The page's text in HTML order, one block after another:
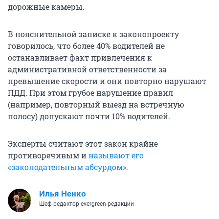
дорожные камеры.
В пояснительной записке к законопроекту
говорилось, что более 40% водителей не
останавливает факт привлечения к
административной ответственности за
превышение скорости и они повторно нарушают
ПДД. При этом грубое нарушение правил
(например, повторный выезд на встречную
полосу) допускают почти 10% водителей.
Эксперты считают этот закон крайне
противоречивым иназывают его
«законодательным абсурдом».
Илья Ненко
Шеф-редактор evergreen-редакции